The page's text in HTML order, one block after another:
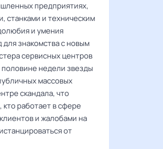
предприятиях,
станками и техническим
и умения
знакомства с новым
сервисных центров
недели звезды
массовых
скандала, что
работает в сфере
и жалобами на
от